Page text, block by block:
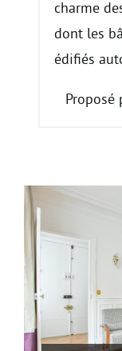
charme
dont les
édifiés
Proposé